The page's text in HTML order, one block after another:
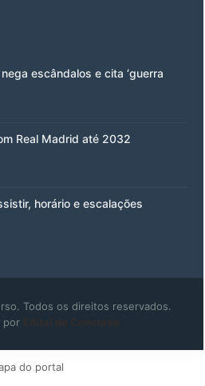
escândalos e cita ‘guerra
Real Madrid até 2032
horário e escalações
Todos os direitos reservados.
por
do portal